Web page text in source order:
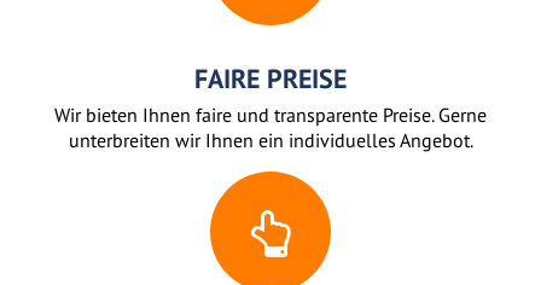
FAIRE PREISE
Wir bieten Ihnen faire und transparente Preise. Gerne
unterbreiten wir Ihnen ein individuelles Angebot.